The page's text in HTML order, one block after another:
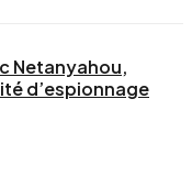
Netanyahou,
d’espionnage